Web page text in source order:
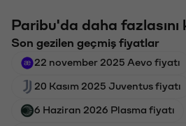
Paribu'da daha fazlasını
Son gezilen geçmiş fiyatlar
22 november 2025 Aevo fiyatı
20 Kasım 2025 Juventus fiyatı
6 Haziran 2026 Plasma fiyatı